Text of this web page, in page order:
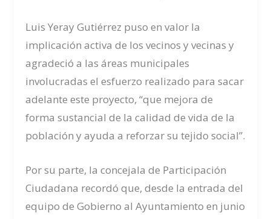
Luis Yeray Gutiérrez puso en valor la
implicación activa de los vecinos y vecinas y
agradeció a las áreas municipales
involucradas el esfuerzo realizado para sacar
adelante este proyecto, “que mejorade
formasustancial de la calidad de vidade la
poblaciónyayuda a reforzar sutejido social”.
Por su parte, la concejala de Participación
Ciudadana recordó que, desde la entrada del
equipo de Gobierno al Ayuntamiento en junio